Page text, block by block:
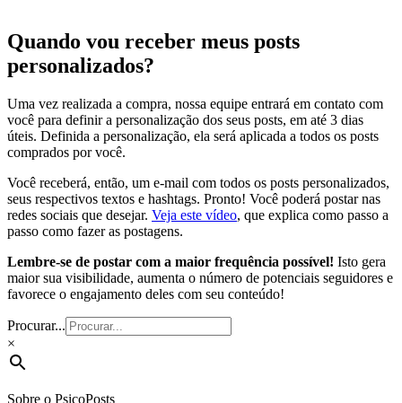
Quando vou receber meus posts
personalizados?
Uma vez realizada a compra, nossa equipe entrará em contato com
você para definir a personalização dos seus posts, em até 3 dias
úteis. Definida a personalização, ela será aplicada a todos os posts
comprados por você.
Você receberá, então, um e-mail com todos os posts personalizados,
seus respectivos textos e hashtags. Pronto! Você poderá postar nas
redes sociais que desejar. Veja este vídeo, que explica como passo a
passo como fazer as postagens.
Lembre-se de postar com a maior frequência possível! Isto gera
maior sua visibilidade, aumenta o número de potenciais seguidores e
favorece o engajamento deles com seu conteúdo!
Procurar...
×
Sobre o PsicoPosts